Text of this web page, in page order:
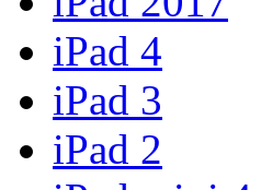
iPad 4
iPad 3
iPad 2